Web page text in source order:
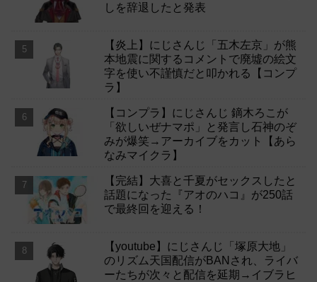
しを辞退したと発表
【炎上】にじさんじ「五木左京」が熊
本地震に関するコメントで廃墟の絵文
字を使い不謹慎だと叩かれる【コンプ
ラ】
【コンプラ】にじさんじ 鏑木ろこが
「欲しいぜナマポ」と発言し石神のぞ
みが爆笑→アーカイブをカット【あら
なみマイクラ】
【完結】大喜と千夏がセックスしたと
話題になった『アオのハコ』が250話
で最終回を迎える！
【youtube】にじさんじ「塚原大地」
のリズム天国配信がBANされ、ライバ
ーたちが次々と配信を延期→イブラヒ